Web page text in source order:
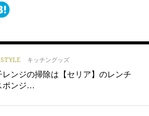
キッチングッズ
レンジの掃除は【セリア】のレンチ
ポンジ…